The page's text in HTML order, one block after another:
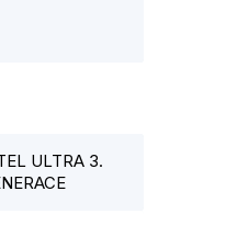
ULTRA 3.